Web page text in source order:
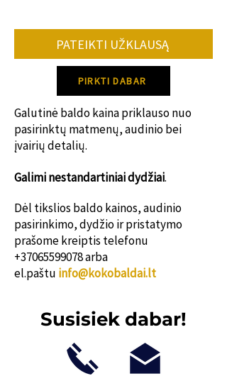
12 savaičių.
Dėl konkretaus gamybos termino
PATEIKTI UŽKLAUSĄ
PIRKTI DABAR
Galutinė baldo kaina priklauso nuo
pasirinktų matmenų, audinio bei
įvairių detalių.
Galimi nestandartiniai dydžiai.
Dėl tikslios baldo kainos, audinio
pasirinkimo, dydžio ir pristatymo
prašome kreiptis telefonu
+37065599078arba
el.paštu info@kokobaldai.lt
Susisiek dabar!